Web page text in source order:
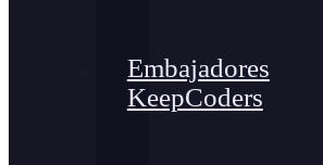
Embajadores
KeepCoders